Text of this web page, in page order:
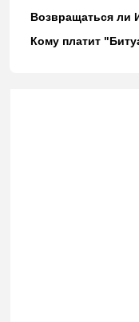
Возвращаться ли
Кому платит